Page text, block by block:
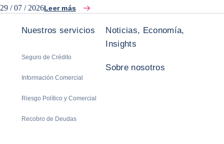
29 / 07 / 2026Leer más
Nuestros servicios
Seguro de Crédito
Información Comercial
Riesgo Político y Comercial
Recobro de Deudas
Noticias, Economía,
Insights
Sobre nosotros